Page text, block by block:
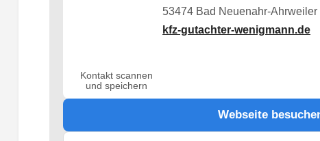
Kontakt scannen
und speichern
53474 Bad Neuenahr-Ahrweiler
kfz-gutachter-wenigmann.de
Webseite